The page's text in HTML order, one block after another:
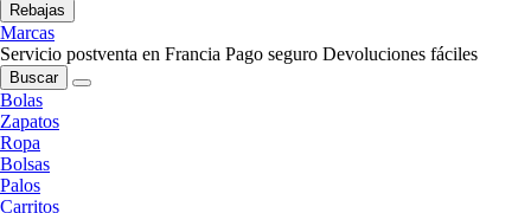
Rebajas
Marcas
Servicio postventa en Francia Pago seguro Devoluciones fáciles
Buscar
Bolas
Zapatos
Ropa
Bolsas
Palos
Carritos